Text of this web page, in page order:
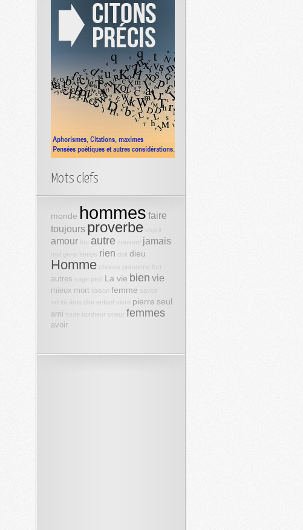
Mots clefs
monde hommes faire
toujours proverbe esprit
amour fou autre souvent jamais
gens temps rien doit dieu
Homme choses personne fort
autres sage petit La vie bien vie
mieux mort raison femme
savoir
âme dire enfant vivre pierre seul
ami toute bonheur coeur femmes
avoir